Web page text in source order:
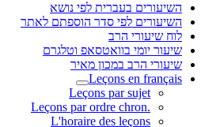
השיעורים בעברית לפי נושא
השיעורים לפי סדר הוספתם לאתר
לוח שיעורי הרב
שיעור יומי בוואטסאפ וטלגרם
שיעורי הרב במכון מאיר
Leçons en français
Leçons par sujet
.Leçons par ordre chron
L'horaire des leçons